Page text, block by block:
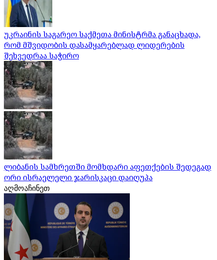
უკრაინის საგარეო საქმეთა მინისტრმა განაცხადა,
რომ მშვიდობის დასამყარებლად ლიდერების
შეხვედრაა საჭირო
ლიბანის სამხრეთში მომხდარი აფეთქების შედეგად
ორი ისრაელელი ჯარისკაცი დაიღუპა
აღმოაჩინეთ